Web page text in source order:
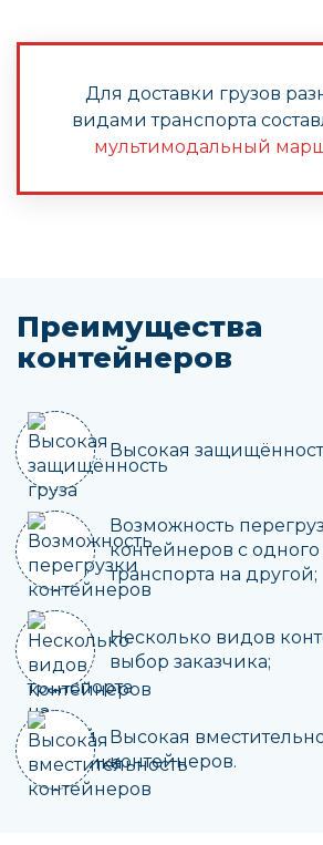
Для доставки грузов
видами транспорта
мультимодальный
Преимущества
контейнеров
Высокая
Возможность
контейнеров с
транспорта на другой;
Несколько видов
выбор заказчика;
Высокая
контейнеров.